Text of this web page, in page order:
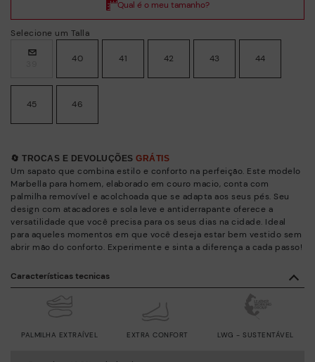
Selecione um Talla
40 41 42 43 44
45 46
🔄 TROCAS E DEVOLUÇÕES GRÁTIS
Um sapato que combina estilo e conforto na perfeição. Este modelo
Marbella para homem, elaborado em couro macio, conta com
palmilha removível e acolchoada que se adapta aos seus pés. Seu
design com atacadores e sola leve e antiderrapante oferece a
versatilidade que você precisa para os seus dias na cidade. Ideal
para aqueles momentos em que você deseja estar bem vestido sem
abrir mão do conforto. Experimente e sinta a diferença a cada passo!
Características tecnicas
PALMILHA EXTRAÍVEL EXTRA CONFORT LWG - SUSTENTÁVEL